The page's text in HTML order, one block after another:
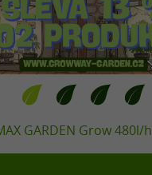
GARDEN Grow 480l/h